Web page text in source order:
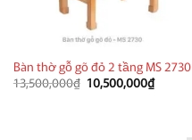
Bàn thờ gỗ gõ đỏ 2 tầng MS 2730
13,500,000₫ Giá
gốc
10,500,000₫Giá
hiện